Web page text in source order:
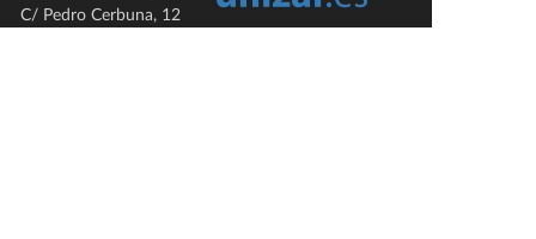
C/ Pedro Cerbuna, 12